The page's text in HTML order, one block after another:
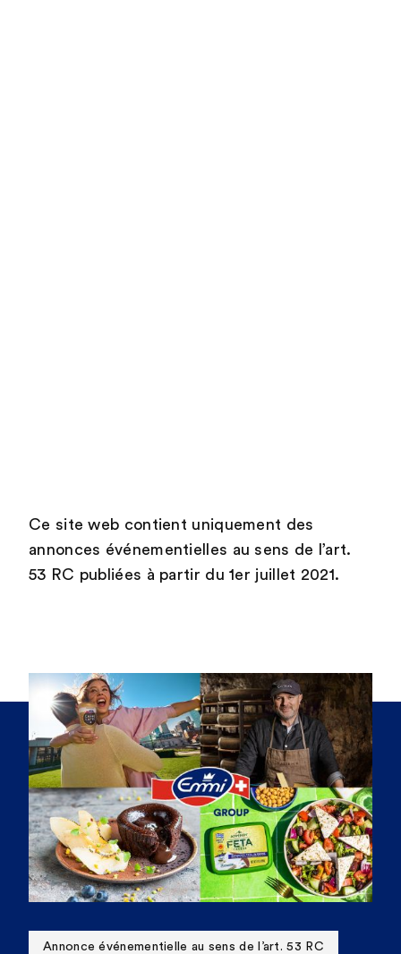
Ce site web contient uniquement des
annonces événementielles au sens de l’art.
53 RC publiées à partir du 1er juillet 2021.
Annonce événementielle au sens de l’art. 53 RC